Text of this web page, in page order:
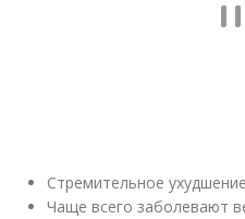
Стремительное
Чаще всего заболевают